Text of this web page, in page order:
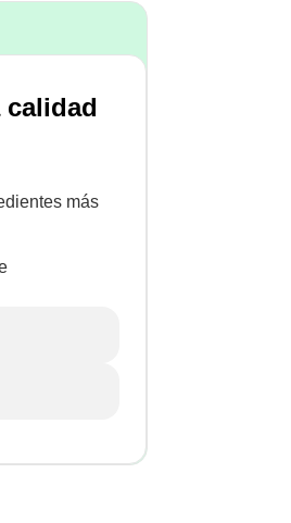
calidad
más